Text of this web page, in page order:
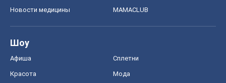
Новости медицины MAMACLUB
Шоу
Афиша Сплетни
Красота Мода